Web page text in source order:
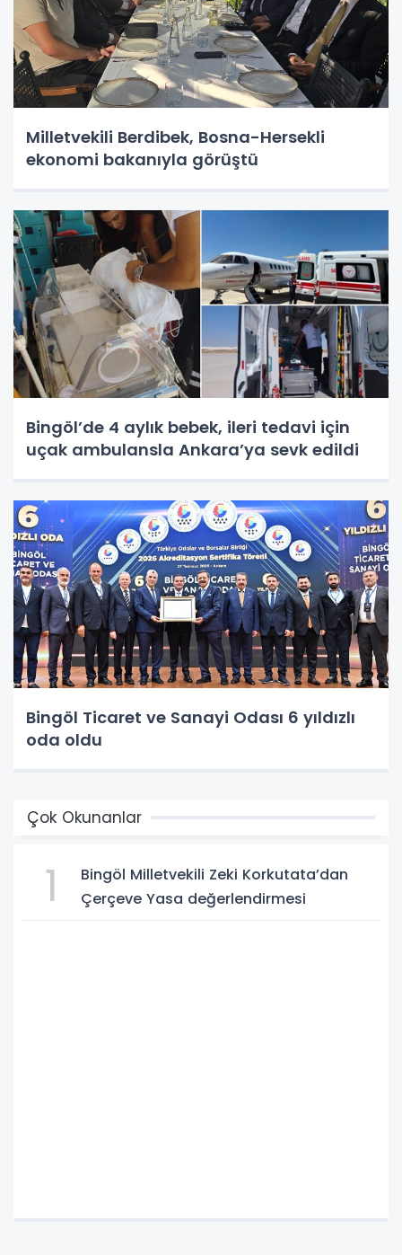
Milletvekili Berdibek, Bosna-Hersekli
ekonomi bakanıyla görüştü
Bingöl’de 4 aylık bebek, ileri tedavi için
uçak ambulansla Ankara’ya sevk edildi
Bingöl Ticaret ve Sanayi Odası 6 yıldızlı
oda oldu
Çok Okunanlar
1
Bingöl Milletvekili Zeki Korkutata’dan
Çerçeve Yasa değerlendirmesi